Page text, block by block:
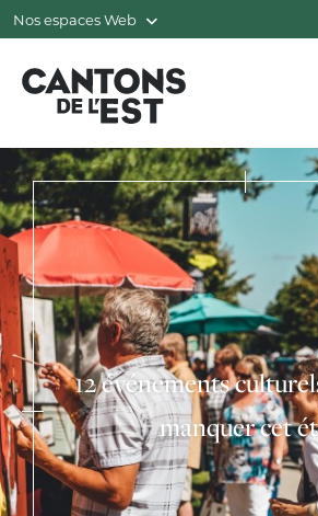
Nos espaces Web
12 événements
manquer cet